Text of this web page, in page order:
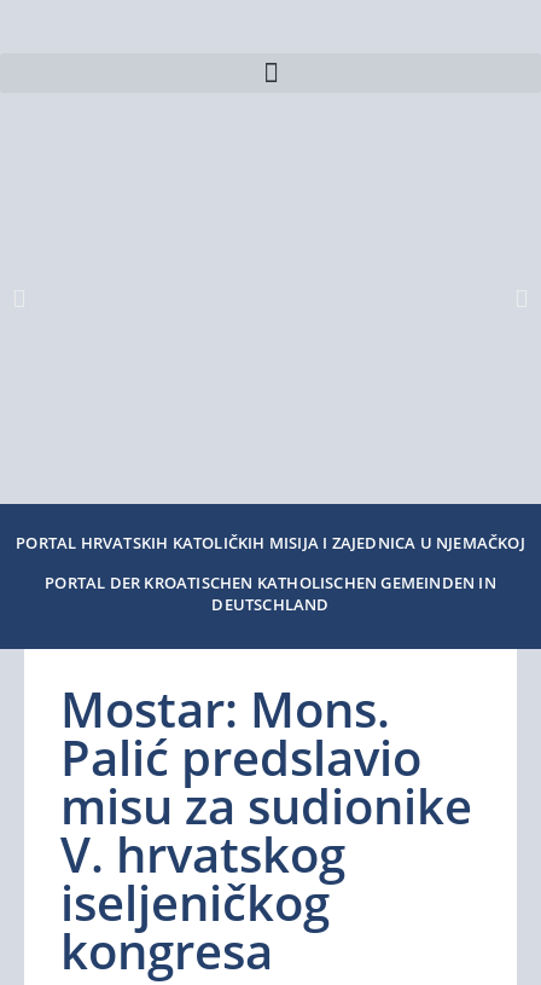
PORTAL HRVATSKIH KATOLIČKIH MISIJA I ZAJEDNICA U NJEMAČKOJ
PORTAL DER KROATISCHEN KATHOLISCHEN GEMEINDEN IN
DEUTSCHLAND
Mostar: Mons.
Palić predslavio
misu za sudionike
V. hrvatskog
iseljeničkog
kongresa